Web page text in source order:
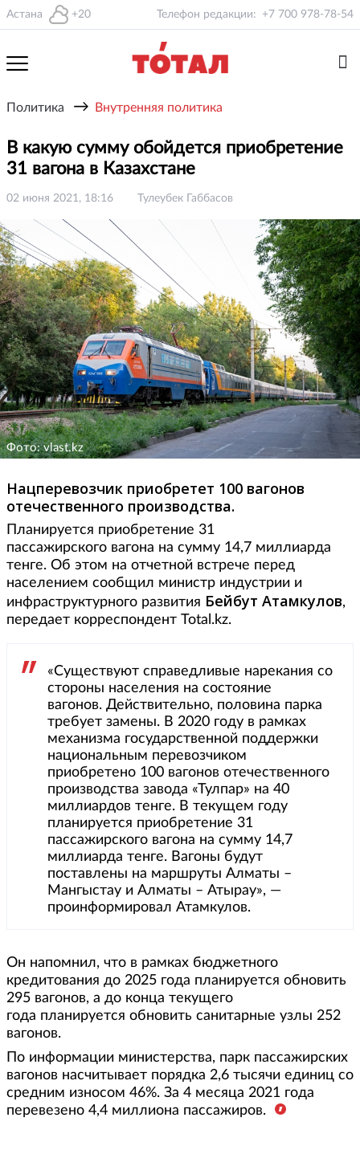
Астана +20 Телефон редакции: +7 700 978-78-54
Политика → Внутренняя политика
В какую сумму обойдется приобретение
31 вагона в Казахстане
02 июня 2021, 18:16 Тулеубек Габбасов
Фото: vlast.kz
Нацперевозчик приобретет 100 вагонов
отечественного производства.
Планируется приобретение 31
пассажирского вагона на сумму 14,7 миллиарда
тенге. Об этом на отчетной встрече перед
населением сообщил министр индустрии и
инфраструктурного развития Бейбут Атамкулов,
передает корреспондент Total.kz.
«Существуют справедливые нарекания со
стороны населения на состояние
вагонов. Действительно, половина парка
требует замены. В 2020 году в рамках
механизма государственной поддержки
национальным перевозчиком
приобретено 100 вагонов отечественного
производства завода «Тулпар» на 40
миллиардов тенге. В текущем году
планируется приобретение 31
пассажирского вагона на сумму 14,7
миллиарда тенге. Вагоны будут
поставлены на маршруты Алматы –
Мангыстау и Алматы – Атырау», —
проинформировал Атамкулов.
Он напомнил, что в рамках бюджетного
кредитования до 2025 года планируется обновить
295 вагонов, а до конца текущего
года планируется обновить санитарные узлы 252
вагонов.
По информации министерства, парк пассажирских
вагонов насчитывает порядка 2,6 тысячи единиц со
средним износом 46%. За 4 месяца 2021 года
перевезено 4,4 миллиона пассажиров.